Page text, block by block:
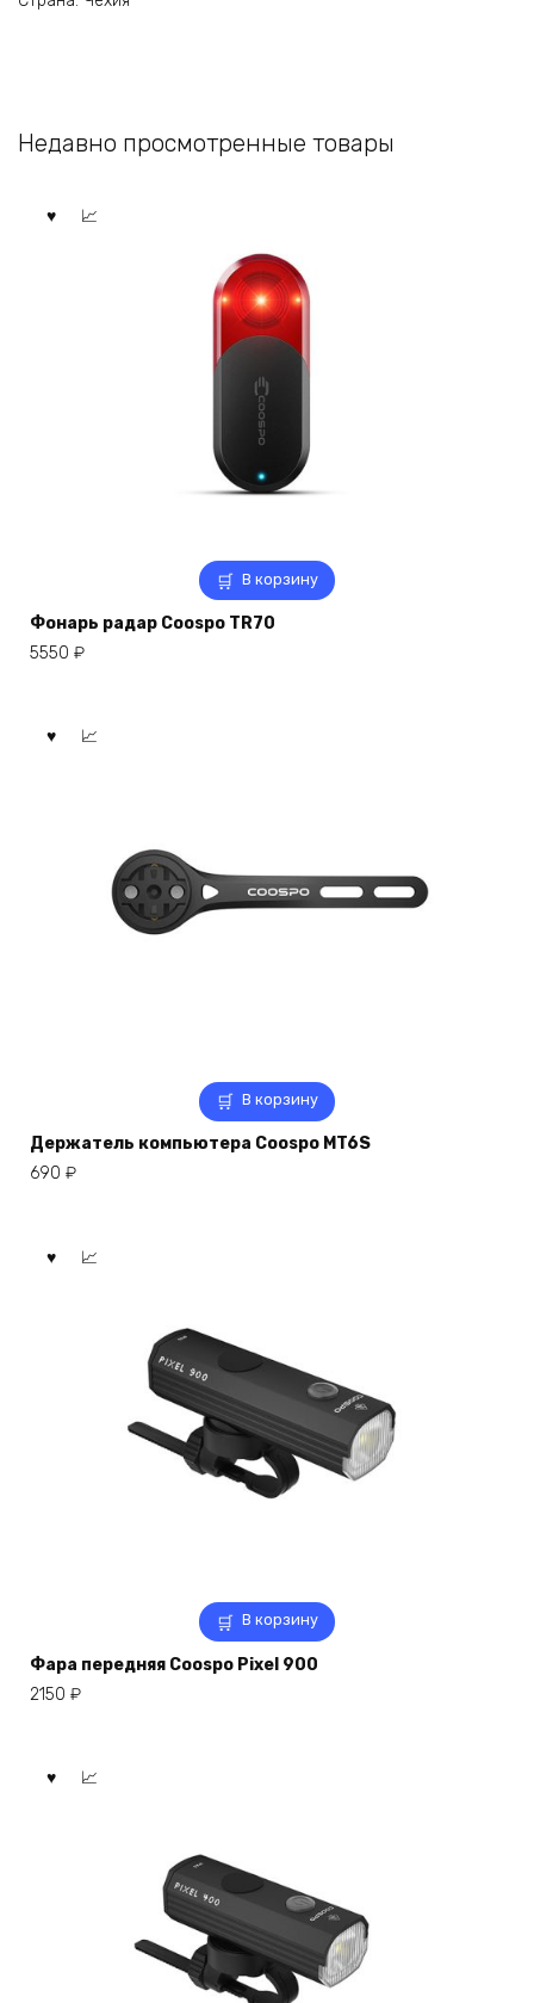
Недавно просмотренные товары
В корзину
Фонарь радар Coospo TR70
5550 ₽
В корзину
Держатель компьютера Coospo MT6S
690 ₽
В корзину
Фара передняя Coospo Pixel 900
2150 ₽